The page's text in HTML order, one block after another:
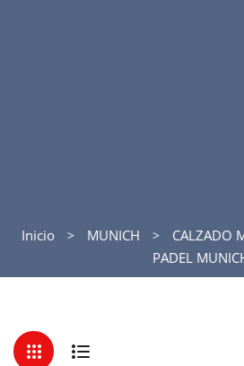
Inicio MUNICH CALZADO
PADEL